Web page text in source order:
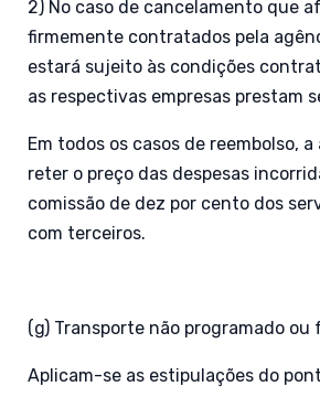
2) No caso de cancelamento que
firmemente contratados pela
estará sujeito às condições
as respectivas empresas prestam
Em todos os casos de reembolso,
reter o preço das despesas
comissão de dez por cento dos
com terceiros.
(g) Transporte não programado ou
Aplicam-se as estipulações do